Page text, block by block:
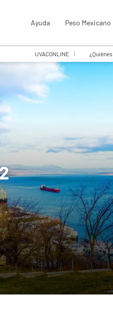
Ayuda Peso Mexicano
UVACONLINE